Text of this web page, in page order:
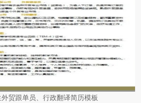
贸跟单员、行政翻译简历模板